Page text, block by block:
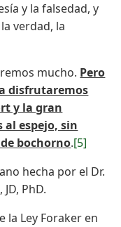
y la falsedad, y
verdad, la
mucho. Pero
disfrutaremos
y la gran
espejo, sin
bochorno.[5]
hecha por el Dr.
PhD.
la Ley Foraker en